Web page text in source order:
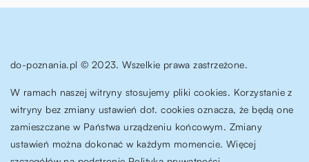
do-poznania.pl © 2023. Wszelkie prawa zastrzeżone.
W ramach naszej witryny stosujemy pliki cookies. Korzystanie z
witryny bez zmiany ustawień dot. cookies oznacza, że będą one
zamieszczane w Państwa urządzeniu końcowym. Zmiany
ustawień można dokonać w każdym momencie. Więcej